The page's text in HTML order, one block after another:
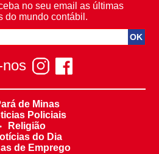
no seu email as últimas
do mundo contábil.
nos
de Minas
Policiais
Religião
do Dia
de Emprego